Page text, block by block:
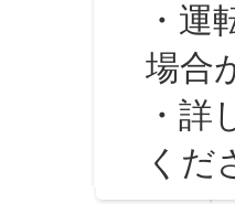
・運
場合
・詳
くだ